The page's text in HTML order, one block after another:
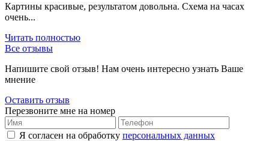
Картины красивые, результатом довольна. Схема на часах
очень...
Читать полностью
Все отзывы
Напишите свой отзыв! Нам очень интересно узнать Ваше
мнение
Оставить отзыв
Перезвоните мне на номер
Я согласен на обработку персональных данных